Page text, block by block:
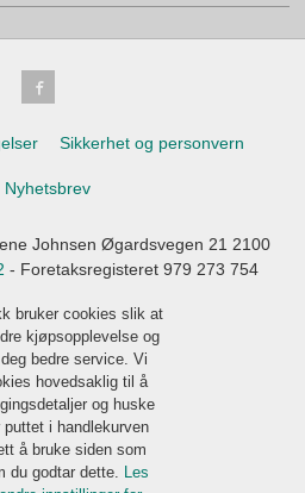
Sikkerhet og personvern
Nyhetsbrev
Johnsen Øgardsvegen 21 2100
- Foretaksregisteret 979 273 754
bruker cookies slik at
kjøpsopplevelse og
bedre service. Vi
hovedsaklig til å
og huske
puttet i handlekurven
å bruke siden som
du godtar dette. Les